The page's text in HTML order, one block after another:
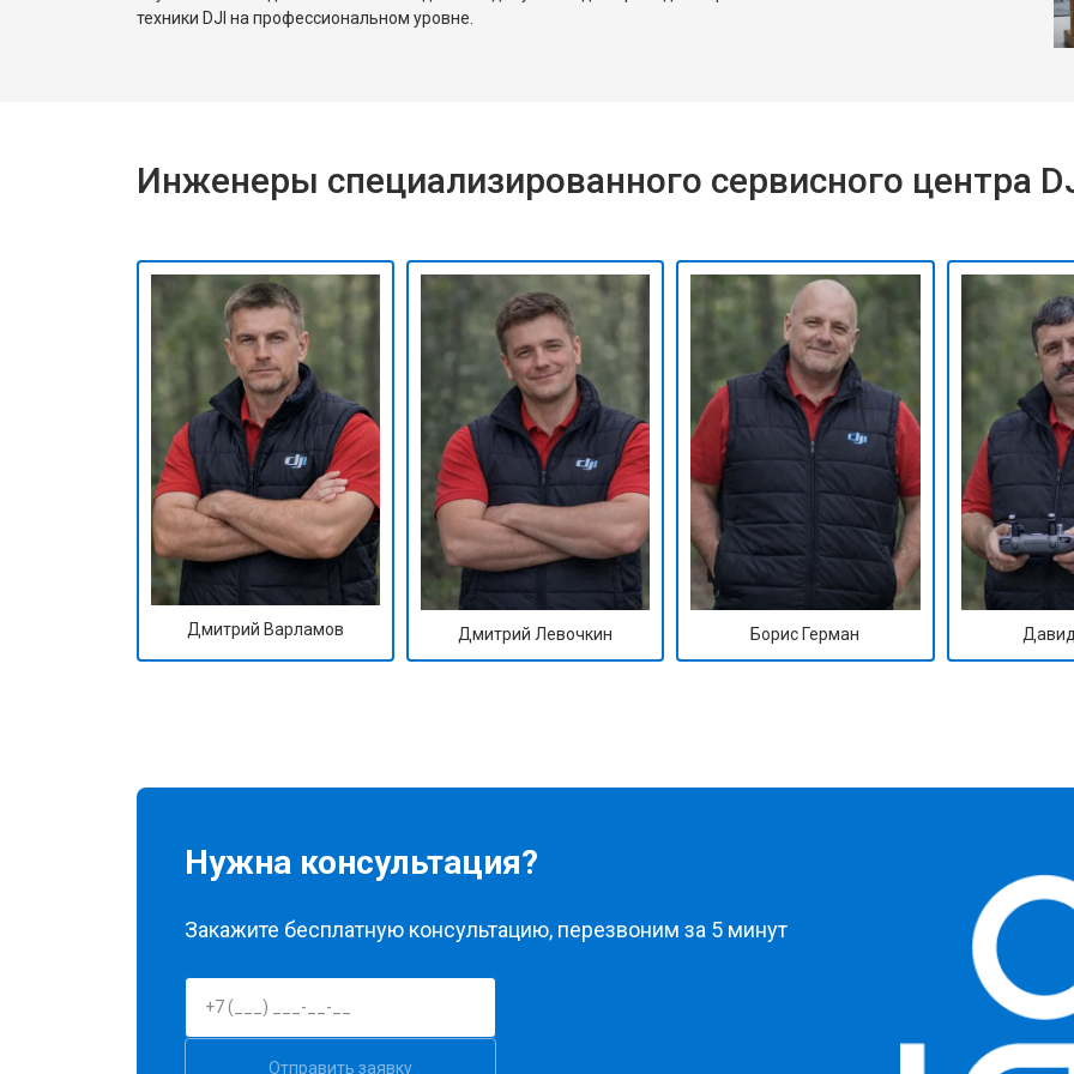
техники DJI на профессиональном уровне.
Инженеры специализированного сервисного центра
Дмитрий Варламов Дмитрий Левочкин Борис Герман
Нужна консультация?
Закажите бесплатную консультацию, перезвоним за 5 минут
Отправить заявку